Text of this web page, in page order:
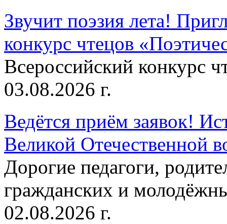
Звучит поэзия лета!
конкурс чтецов
Всероссийский конкурс
03.08.2026 г.
Ведётся приём заявок!
Великой Отечественной
Дорогие педагоги,
гражданских и
02.08.2026 г.